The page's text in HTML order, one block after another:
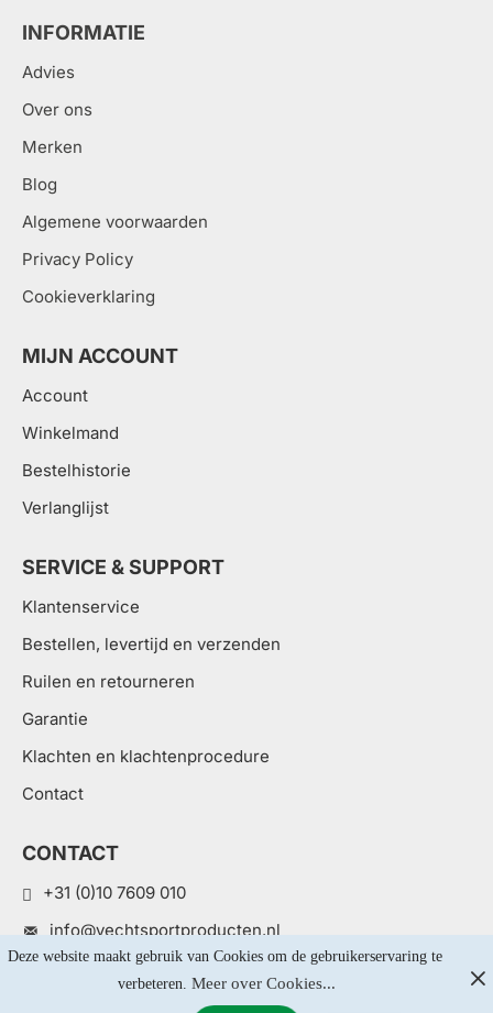
Deze website maakt gebruik van Cookies om de gebruikerservaring te
verbeteren. Meer over Cookies...
INFORMATIE
Advies
Over ons
Merken
Blog
Algemene voorwaarden
Privacy Policy
Cookieverklaring
MIJN ACCOUNT
Account
Winkelmand
Bestelhistorie
Verlanglijst
SERVICE & SUPPORT
Klantenservice
Bestellen, levertijd en verzenden
Ruilen en retourneren
Garantie
Klachten en klachtenprocedure
Contact
CONTACT
+31 (0)10 7609 010
info@vechtsportproducten.nl
Van Nelleweg 1 3044 BC, Rotterdam